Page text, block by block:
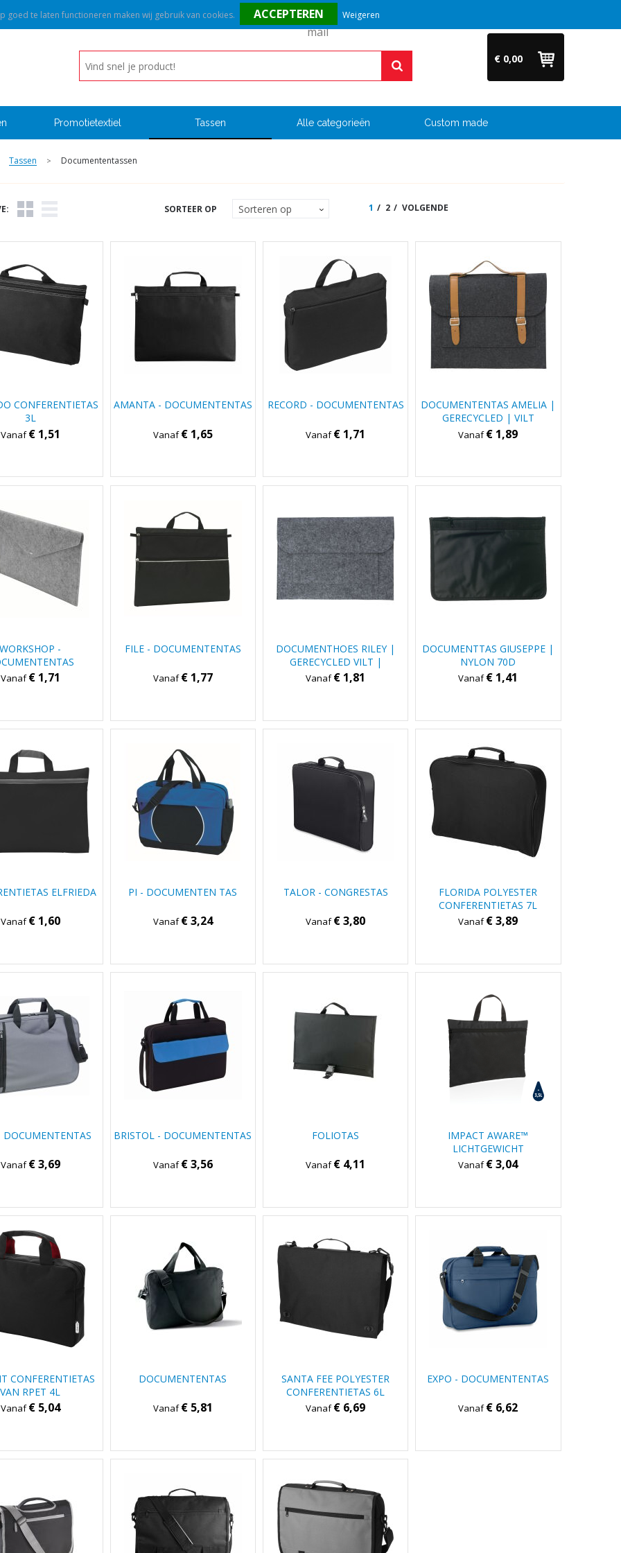
Vragen? Bel ons direct op +31 (0)6 54 33 52 04
€ 0,00
Promotietextiel Tassen Alle categorieën Custom made
Tassen > Documententassen
SORTEER OP 1 2 VOLGENDE
CONFERENTIETAS
3L
Vanaf€ 1,51
AMANTA - DOCUMENTENTAS
Vanaf€ 1,65
RECORD - DOCUMENTENTAS
Vanaf€ 1,71
DOCUMENTENTAS AMELIA |
GERECYCLED | VILT
Vanaf€ 1,89
WORKSHOP -
Vanaf€ 1,71
FILE - DOCUMENTENTAS
Vanaf€ 1,77
DOCUMENTHOES RILEY |
GERECYCLED VILT |
KLITTENBANDSLUITING
Vanaf€ 1,81
DOCUMENTTAS GIUSEPPE |
NYLON 70D
Vanaf€ 1,41
ELFRIEDA
Vanaf€ 1,60
PI - DOCUMENTEN TAS
Vanaf€ 3,24
TALOR - CONGRESTAS
Vanaf€ 3,80
FLORIDA POLYESTER
CONFERENTIETAS 7L
Vanaf€ 3,89
DOCUMENTENTAS
Vanaf€ 3,69
BRISTOL - DOCUMENTENTAS
Vanaf€ 3,56
FOLIOTAS
Vanaf€ 4,11
IMPACT AWARE™
LICHTGEWICHT
DOCUMENTENTAS
Vanaf€ 3,04
CONFERENTIETAS
VAN RPET 4L
Vanaf€ 5,04
DOCUMENTENTAS
Vanaf€ 5,81
SANTA FEE POLYESTER
CONFERENTIETAS 6L
Vanaf€ 6,69
EXPO - DOCUMENTENTAS
Vanaf€ 6,62
goed te laten functioneren maken wij gebruik van cookies. Weigeren